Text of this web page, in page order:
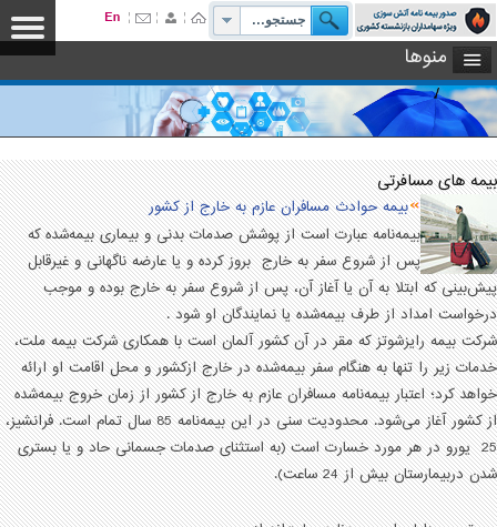
منوها
بیمه های مسافرتی
بیمه حوادث مسافران عازم به خارج از کشور
بیمه‌نامه عبارت است از پوشش صدمات بدنی و بیماری بیمه‌شده که
پس از شروع سفر به خارج بروز کرده و یا عارضه ناگهانی و غیرقابل
پیش‌بینی که ابتلا به آن یا آغاز آن، پس از شروع سفر به خارج بوده و موجب
درخواست امداد از طرف بیمه‌شده یا نمایندگان او شود .
شرکت بیمه رایزشوتز که مقر در آن کشور آلمان است با همکاری شرکت بیمه ملت،
خدمات زیر را تنها به هنگام سفر بیمه‌شده در خارج ازکشور و محل اقامت او ارائه
خواهد کرد؛ اعتبار بیمه‌نامه مسافران عازم به خارج از کشور از زمان خروج بیمه‌شده
از کشور آغاز می‌شود. محدودیت سنی در این بیمه‌نامه 85 سال تمام است. فرانشیز،
25 یورو در هر مورد خسارت است (به استثنای صدمات جسمانی حاد و یا بستری
شدن دربیمارستان بیش از 24 ساعت).